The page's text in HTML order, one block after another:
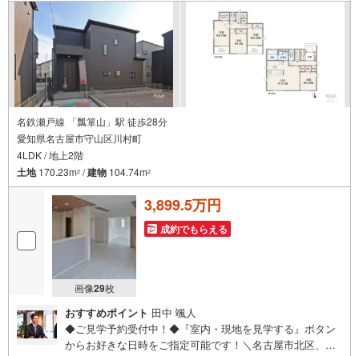
名鉄瀬戸線 「瓢箪山」駅 徒歩28分
愛知県名古屋市守山区川村町
4LDK / 地上2階
土地170.23m2 /建物 104.74m2
画像29枚
3,899.5万円
成約でもらえる
おすすめポイント 田中 颯人
◆ご見学予約受付中！◆『室内・現地を見学する』ボタン
からお好きな日時をご指定可能です！＼名古屋市北区、守